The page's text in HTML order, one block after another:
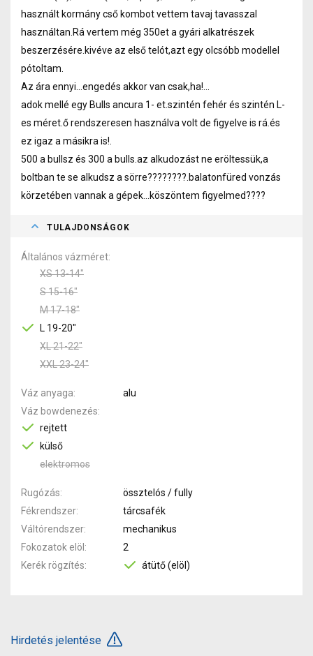
használt kormány cső kombot vettem tavaj tavasszal
használtan.Rá vertem még 350et a gyári alkatrészek
beszerzésére.kivéve az első telót,azt egy olcsóbb modellel
pótoltam.
Az ára ennyi...engedés akkor van csak,ha!...
adok mellé egy Bulls ancura 1- et.szintén fehér és szintén L-
es méret.ő rendszeresen használva volt de figyelve is rá.és
ez igaz a másikra is!.
500 a bullsz és 300 a bulls.az alkudozást ne eröltessük,a
boltban te se alkudsz a sörre????????.balatonfüred vonzás
körzetében vannak a gépek...köszöntem figyelmed????
TULAJDONSÁGOK
Általános vázméret
XS 13-14"
S 15-16"
M 17-18"
L 19-20"
XL 21-22"
XXL 23-24"
Váz anyaga
alu
Váz bowdenezés
rejtett
külső
elektromos
Rugózás
össztelós / fully
Fékrendszer
tárcsafék
Váltórendszer
mechanikus
Fokozatok elöl
2
Kerék rögzítés
átütő (elöl)
Hirdetés jelentése